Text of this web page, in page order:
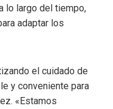
lo largo del tiempo,
adaptar los
el cuidado de
y conveniente para
«Estamos